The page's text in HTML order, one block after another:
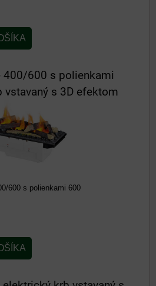
400/600 s polienkami
s 3D efektom
600 s polienkami 600